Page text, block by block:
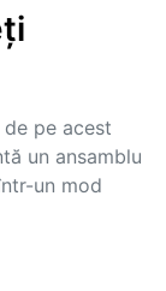
pe acest
un ansamblu
un mod